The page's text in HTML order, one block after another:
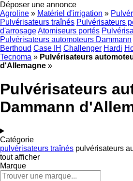
Déposer une annonce
Agroline » Matériel d'irrigation »
Pulvérisateurs traînés Pulvérisateurs
d'arrosageAtomiseurs portés
Pulvérisateurs automoteurs Dammann
Berthoud Case IH Challenger Hardi
Tecnoma » Pulvérisateurs
d'Allemagne »
Pulvérisateurs
Dammann
Catégorie
pulvérisateurs traînés pulvérisateurs
tout afficher
Marque